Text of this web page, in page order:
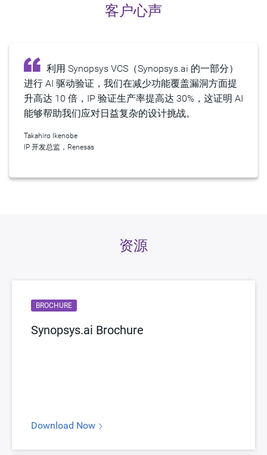
客户心声
进行 AI 驱动验证，我们在减少功能覆盖漏洞方面提
升高达 10 倍，IP 验证生产率提高达 30%，这证明 AI
能够帮助我们应对日益复杂的设计挑战。
Takahiro Ikenobe
IP 开发总监，Renesas
资源
BROCHURE
Synopsys.ai Brochure
Download Now